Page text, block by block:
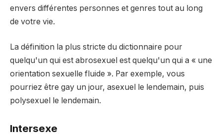
envers différentes personnes et genres tout au long
de votre vie.
La définition la plus stricte du dictionnaire pour
quelqu'un qui est abrosexuel est quelqu'un qui a « une
orientation sexuelle fluide ». Par exemple, vous
pourriez être gay un jour, asexuel le lendemain, puis
polysexuel le lendemain.
Intersexe